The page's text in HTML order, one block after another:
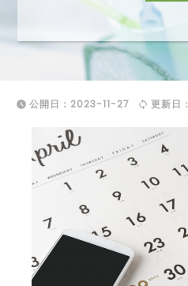
 公開日： 2023-11-27  更新日：